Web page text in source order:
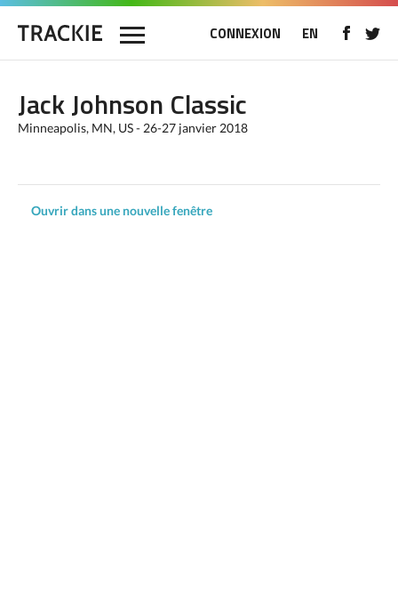
CONNEXION EN
Jack Johnson Classic
Minneapolis, MN, US - 26-27 janvier 2018
Ouvrir dans une nouvelle fenêtre